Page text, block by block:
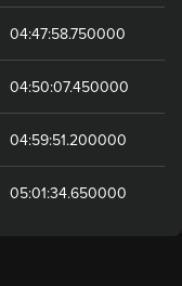
04:47:58.750000
04:50:07.450000
04:59:51.200000
05:01:34.650000